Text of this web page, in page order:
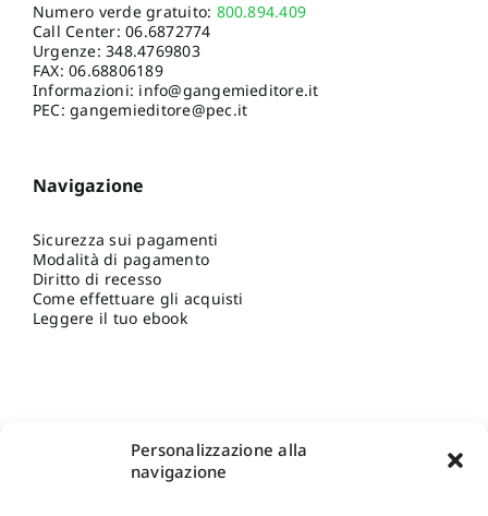
Personalizzazione alla
navigazione
Numero verde gratuito: 800.894.409
Call Center:06.6872774
Urgenze:348.4769803
FAX: 06.68806189
Informazioni: info@gangemieditore.it
PEC: gangemieditore@pec.it
Navigazione
Sicurezza sui pagamenti
Modalità di pagamento
Diritto di recesso
Come effettuare gli acquisti
Leggere il tuo ebook